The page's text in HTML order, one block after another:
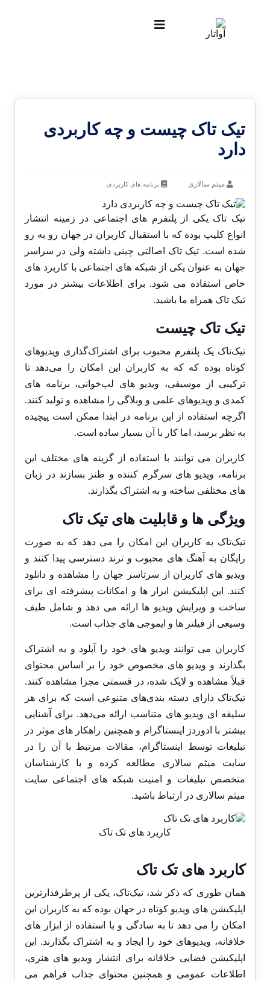
تیک تاک چیست و چه کاربردی
دارد
میثم سالاری برنامه های کاربردی
تیک تاک یکی از پلتفرم های اجتماعی در زمینه انتشار
انواع کلیپ بوده که با استقبال کاربران در جهان رو به رو
شده است. تیک تاک اصالتی چینی داشته ولی در سراسر
جهان به عنوان یکی از شبکه های اجتماعی با کاربرد های
خاص استفاده می شود. برای اطلاعات بیشتر در مورد
تیک تاک همراه ما باشید.
تیک تاک چیست
تیک‌تاک یک پلتفرم محبوب برای اشتراک‌گذاری ویدیوهای
کوتاه بوده که که به کاربران این امکان را می‌دهد تا
ترکیبی از موسیقی، ویدیو های لب‌خوانی، برنامه ‌های
کمدی و ویدیوهای علمی و وبلاگی را مشاهده و تولید کنند.
اگرچه استفاده از این برنامه در ابتدا ممکن است پیچیده
به نظر برسد، اما کار با آن بسیار ساده است.
کاربران می‌ توانند با استفاده از گزینه ‌های مختلف این
برنامه، ویدیو های سرگرم‌ کننده و طنز بسازند در زبان
های مختلفی ساخته و به اشتراک بگذارند.
ویژگی ها و قابلیت های تیک تاک
تیک‌تاک به کاربران این امکان را می ‌دهد که به صورت
رایگان به آهنگ‌ های محبوب و ترند دسترسی پیدا کنند و
ویدیو های کاربران از سرتاسر جهان را مشاهده و دانلود
کنند. این اپلیکیشن ابزار ها و امکانات پیشرفته ‌ای برای
ساخت و ویرایش ویدیو ها ارائه می ‌دهد و شامل طیف
وسیعی از فیلتر ها و ایموجی‌ های جذاب است.
کاربران می ‌توانند ویدیو های خود را آپلود و به اشتراک
بگذارند و ویدیو های مخصوص خود را بر اساس محتوای
قبلاً مشاهده و لایک شده، در قسمتی مجزا مشاهده کنند.
تیک‌تاک دارای دسته ‌بندی‌های متنوعی است که برای هر
سلیقه ‌ای ویدیو های متناسب ارائه می‌دهد. برای آشنایی
بیشتر با ادوردز اینستاگرام و همچنین راهکار های موثر در
تبلیغات توسط اینستاگرام، مقالات مرتبط با آن را در
سایت میثم سالاری مطالعه کرده و با کارشناسان
متخصص تبلیغات و امنیت شبکه های اجتماعی سایت
میثم سالاری در ارتباط باشید.
کاربرد های تک تاک
کاربرد های تک تاک
همان طوری که ذکر شد، تیک‌تاک، یکی از پرطرفدارترین
اپلیکیشن‌ های ویدیو کوتاه در جهان بوده که به کاربران این
امکان را می ‌دهد تا به سادگی و با استفاده از ابزار های
خلاقانه، ویدیوهای خود را ایجاد و به اشتراک بگذارند. این
اپلیکیشن فضایی خلاقانه برای انتشار ویدیو های هنری،
اطلاعات عمومی و همچنین محتوای جذاب فراهم می‌